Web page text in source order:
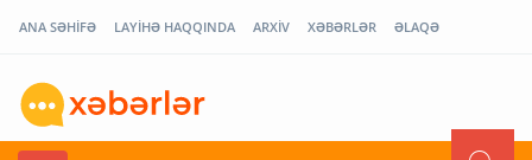
ANA SƏHİFƏ LAYİHƏ HAQQINDA ARXİV XƏBƏRLƏR ƏLAQƏ